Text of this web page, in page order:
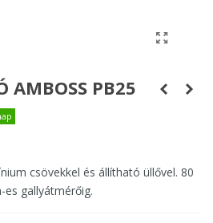
AMBOSS PB25
csövekkel és állítható üllővel. 80
gallyátmérőig.